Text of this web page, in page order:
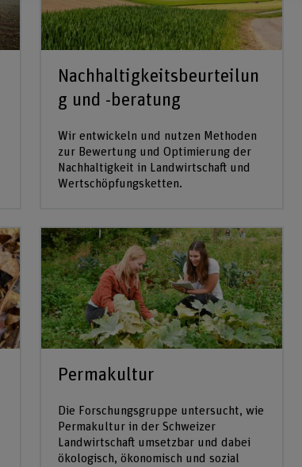
Nachhaltigkeitsbeurteilun
g und -beratung
Wir entwickeln und nutzen Methoden
zur Bewertung und Optimierung der
Nachhaltigkeit in Landwirtschaft und
Wertschöpfungsketten.
Permakultur
Die Forschungsgruppe untersucht, wie
Permakultur in der Schweizer
Landwirtschaft umsetzbar und dabei
ökologisch, ökonomisch und sozial